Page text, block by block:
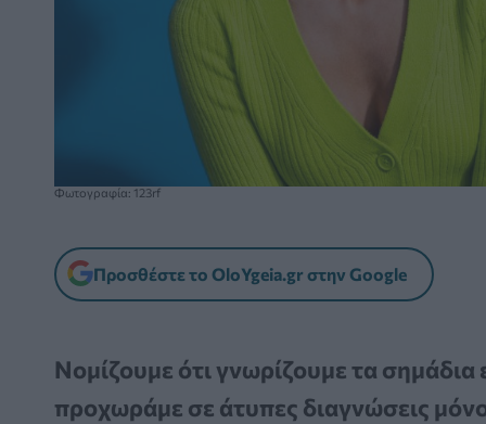
Φωτογραφία: 123rf
Προσθέστε το OloYgeia.gr στην Google
Νομίζουμε ότι γνωρίζουμε τα σημάδια
προχωράμε σε άτυπες διαγνώσεις